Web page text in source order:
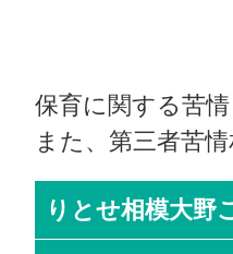
保育に関する苦
また、第三者苦
りとせ相模大野